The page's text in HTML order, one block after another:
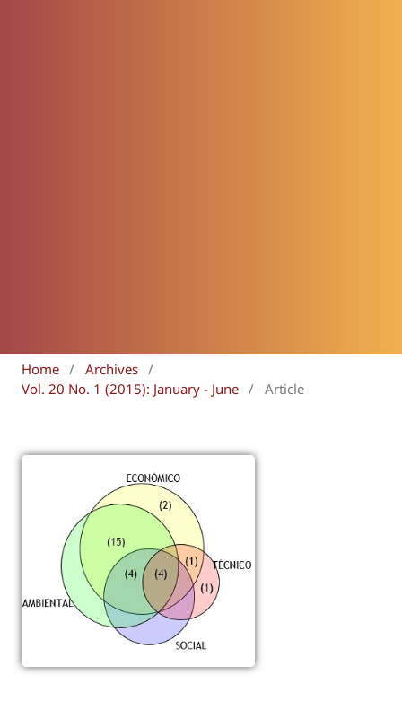
Home / Archives /
Vol. 20 No. 1 (2015): January - June / Article